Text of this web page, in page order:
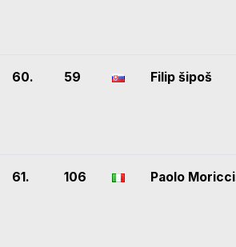
60. 59 Filip šipoš
61. 106 Paolo Moricci